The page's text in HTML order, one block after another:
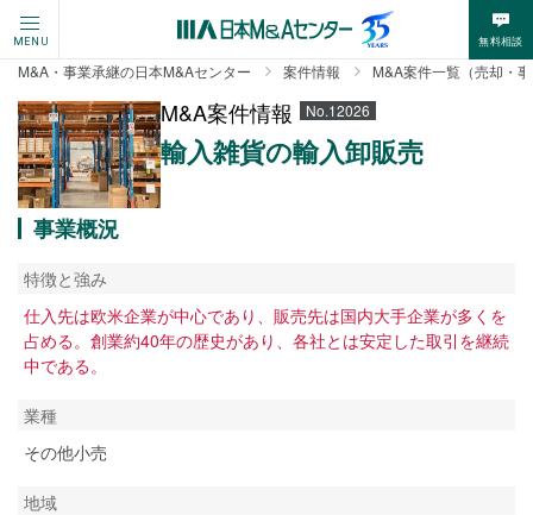
MENU 無料相談
M&A・事業承継の日本M&Aセンター 案件情報 M&A案件一覧（売却・
M&A案件情報 No.12026
輸入雑貨の輸入卸販売
事業概況
特徴と強み
仕入先は欧米企業が中心であり、販売先は国内大手企業が多くを
占める。創業約40年の歴史があり、各社とは安定した取引を継続
中である。
業種
その他小売
地域